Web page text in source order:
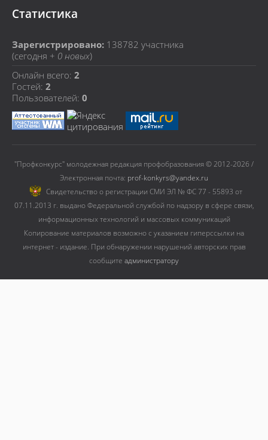
Статистика
Зарегистрировано: 138782 участника
(сегодня + 0 новых)
Онлайн всего: 2
Гостей: 2
Пользователей: 0
"Профконкурс" молодежная редакция профобразования © 2012-2026 /
Электронная почта: prof-konkyrs@yandex.ru
Cвидетельство о регистрации СМИ ЭЛ № ФС 77 - 55893 от
07.11.2013 г. выдано Федеральной службой по надзору в сфере связи,
информационных технологий и массовых коммуникаций
Копирование материалов возможно с указанием гиперссылки на
интернет - издание. При обнаружении нарушений авторских прав
сообщите администратору